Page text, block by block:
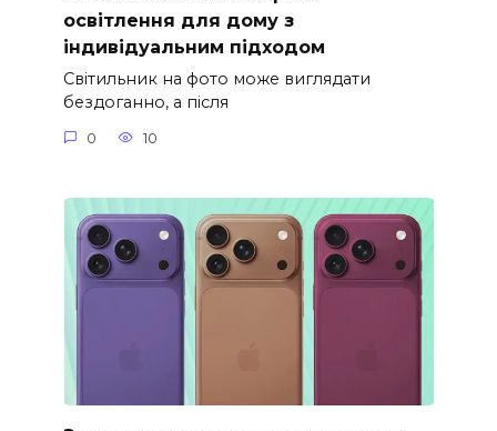
освітлення для дому з
індивідуальним підходом
Світильник на фото може виглядати
бездоганно, а після
0 10